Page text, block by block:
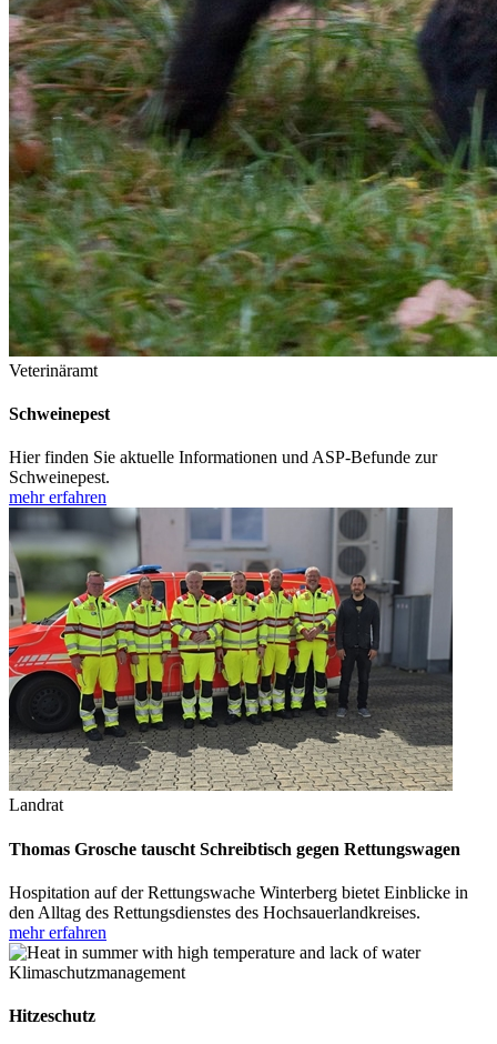
Veterinäramt
Schweinepest
Hier finden Sie aktuelle Informationen und ASP-Befunde zur
Schweinepest.
mehr erfahren
Landrat
Thomas Grosche tauscht Schreibtisch gegen Rettungswagen
Hospitation auf der Rettungswache Winterberg bietet Einblicke in
den Alltag des Rettungsdienstes des Hochsauerlandkreises.
mehr erfahren
Klimaschutzmanagement
Hitzeschutz